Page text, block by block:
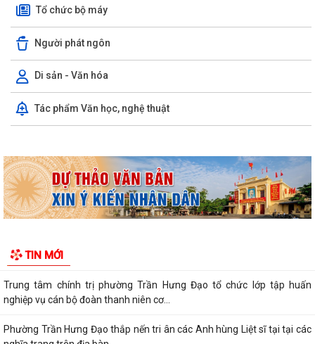
Tổ chức bộ máy
Người phát ngôn
Di sản - Văn hóa
Tác phẩm Văn học, nghệ thuật
TIN MỚI
Kỳ họp thứ ba (kỳ họp thường lệ giữa năm 2026) Hội đồng nhân dân
phường Trần Hưng Đạo khóa II,...
Phường Trần Hưng Đạo tham dự hội nghị toàn quốc nghiên cứu, học
tập, quán triệt và triển khai thực...
Khai mạc giải bóng đá U13 phường Trần Hưng Đạo hè năm 2026.
Hưng Đạo tiếp xúc đối thoại trực...
Trung tâm chính trị phường Trần Hưng Đạo tổ chức lớp tập huấn
nghiệp vụ cán bộ đoàn thanh niên cơ...
Phường Trần Hưng Đạo thắp nến tri ân các Anh hùng Liệt sĩ tại tại các